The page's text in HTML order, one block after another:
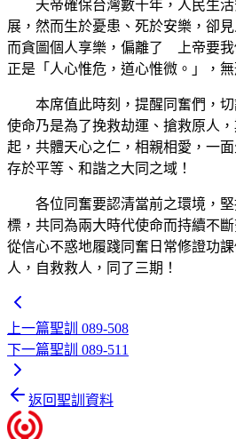
天帝確保台灣數十年，人民生活
展，然而生於憂患、死於安樂，卻
而貪圖個人享樂，偏離了 上帝要
正是「人心惟危，道心惟微。」，無
本席值此時刻，提醒同奮們，切
使命乃是為了挽救劫運、搶救原人
起，共體天心之仁，相親相愛，一
存於平等、和諧之大同之域！
各位同奮要認清當前之環境，堅
標，共同為兩大時代使命而持續不
從信心不惑地履踐同奮日常修證功
人，自救救人，同了三期！
上一篇聖訓 089-508
下一篇聖訓 089-511
返回聖訓資料